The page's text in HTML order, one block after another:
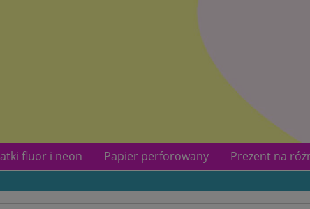
fluor i neon Papier perforowany
Prezent na